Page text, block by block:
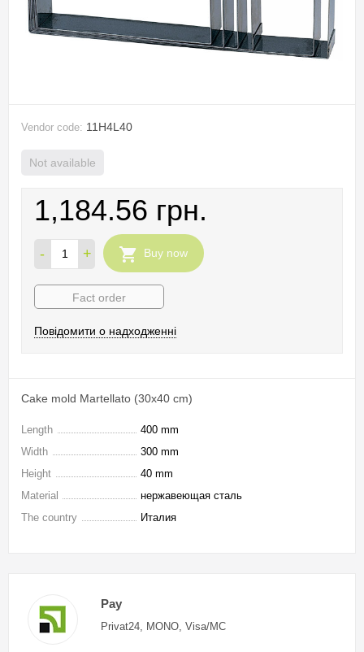
Vendor code: 11H4L40
Not available
1,184.56 грн.
- + Buy now
Fact order
Повідомити о надходженні
Cake mold Martellato (30x40 cm)
Length
400 mm
Width
300 mm
Height
40 mm
Material
нержавеющая сталь
The country
Италия
Pay
Privat24, MONO, Visa/MC